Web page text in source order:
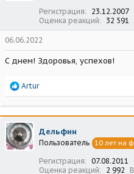
Регистрация 23.12.2007
Оценка реакций
32 591
06.06.2022
С днем! Здоровья, успехов!
Р
а
к
ц
и
и
Artur
Дельфин
Пользователь 10 лет на
Регистрация 07.08.2011
Оценка реакций
2 992